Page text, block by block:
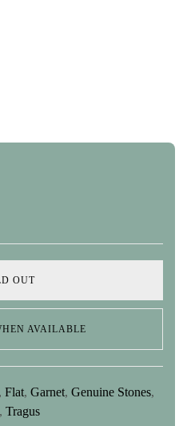
OUT
AVAILABLE
, Flat, Garnet, Genuine Stones,
, Tragus
en site opslaan in deze
volgende keer wanneer ik